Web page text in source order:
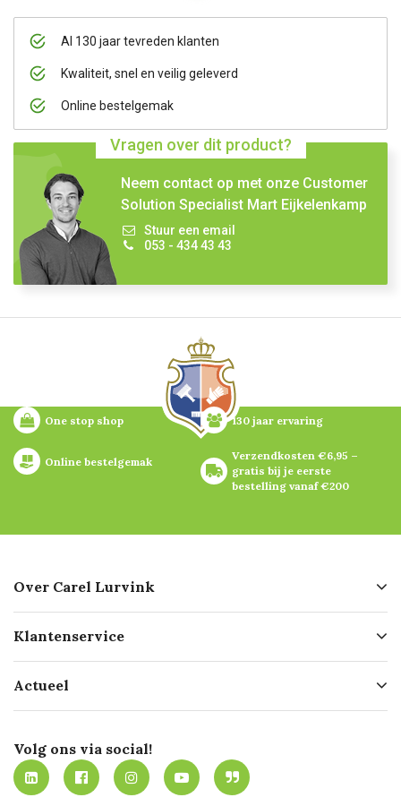
Al 130 jaar tevreden klanten
Kwaliteit, snel en veilig geleverd
Online bestelgemak
Vragen over dit product?
Neem contact op met onze Customer
Solution Specialist Mart Eijkelenkamp
Stuur een email
053 - 434 43 43
One stop shop 130 jaar ervaring
Online bestelgemak
Verzendkosten €6,95 –
gratis bij je eerste
bestelling vanaf €200
Over Carel Lurvink
Geschiedenis
Missie
Werken bij Carel Lurvink
MVO
Klantenservice
Bezorgen
Mijn Carel Lurvink
Mijn Carel Lurvink instructievideo's
Carel Lurvink App
Actueel
Innovation LAB
Tevreden klanten
Carel Lurvink Blog
Volg ons via social!